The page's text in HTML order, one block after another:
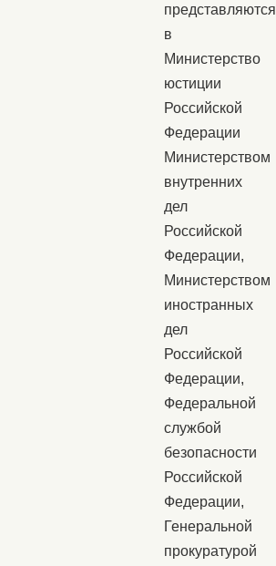
представляются
в
Министерство
юстиции
Российской
Федерации
Министерством
внутренних
дел
Российской
Федерации,
Министерством
иностранных
дел
Российской
Федерации,
Федеральной
службой
безопасности
Российской
Федерации,
Генеральной
прокуратурой